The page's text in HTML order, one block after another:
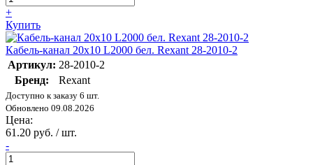
+
Купить
Кабель-канал 20х10 L2000 бел. Rexant 28-2010-2
Артикул: 28-2010-2
Бренд:
Rexant
Доступно к заказу 6 шт.
Обновлено 09.08.2026
Цена:
61.20 руб. / шт.
-